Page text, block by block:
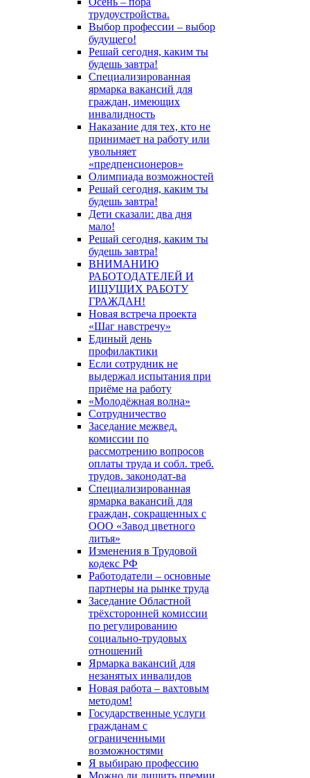
трудоустройства.
Выбор профессии – выбор
будущего!
Решай сегодня, каким ты
будешь завтра!
Специализированная
ярмарка вакансий для
граждан, имеющих
инвалидность
Наказание для тех, кто не
принимает на работу или
увольняет
«предпенсионеров»
Олимпиада возможностей
Решай сегодня, каким ты
будешь завтра!
Дети сказали: два дня
мало!
Решай сегодня, каким ты
будешь завтра!
ВНИМАНИЮ
РАБОТОДАТЕЛЕЙ И
ИЩУЩИХ РАБОТУ
ГРАЖДАН!
Новая встреча проекта
«Шаг навстречу»
Единый день
профилактики
Если сотрудник не
выдержал испытания при
приёме на работу
«Молодёжная волна»
Сотрудничество
Заседание межвед.
комиссии по
рассмотрению вопросов
оплаты труда и собл. треб.
трудов. законодат-ва
Специализированная
ярмарка вакансий для
граждан, сокращенных с
ООО «Завод цветного
литья»
Изменения в Трудовой
кодекс РФ
Работодатели – основные
партнеры на рынке труда
Заседание Областной
трёхсторонней комиссии
по регулированию
социально-трудовых
отношений
Ярмарка вакансий для
незанятых инвалидов
Новая работа – вахтовым
методом!
Государственные услуги
гражданам с
ограниченными
возможностями
Я выбираю профессию
Можно ли лишить премии